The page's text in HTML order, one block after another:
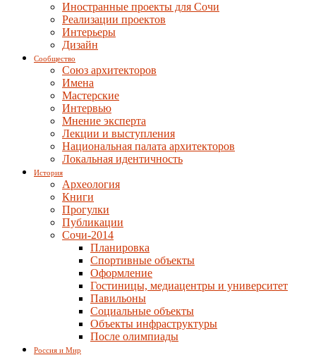
Иностранные проекты для Сочи
Реализации проектов
Интерьеры
Дизайн
Сообщество
Союз архитекторов
Имена
Мастерские
Интервью
Мнение эксперта
Лекции и выступления
Национальная палата архитекторов
Локальная идентичность
История
Археология
Книги
Прогулки
Публикации
Сочи-2014
Планировка
Спортивные объекты
Оформление
Гостиницы, медиацентры и университет
Павильоны
Социальные объекты
Объекты инфраструктуры
После олимпиады
Россия и Мир